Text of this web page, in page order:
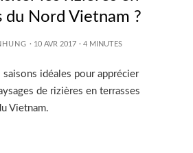
du Nord Vietnam ?
· 10 AVR 2017 · 4 MINUTES
saisons idéales pour apprécier
de rizières en terrasses
Vietnam.